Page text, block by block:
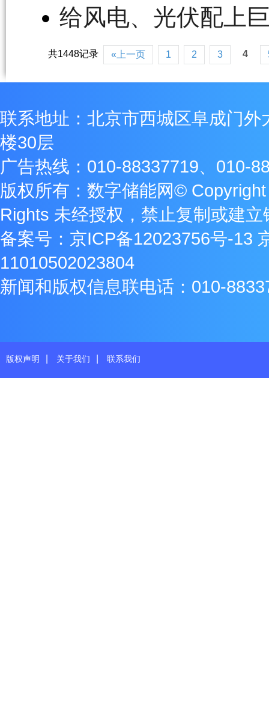
给风电、光伏配上
共1448记录 «上一页 1 2 3 4
联系地址：北京市西城区阜成门外
楼30层
广告热线：010-88337719、010-
版权所有：数字储能网©
Rights 未经授权，禁止复制或建立
备案号： 京ICP备12023756号-13
11010502023804
新闻和版权信息联电话：010-
版权声明 关于我们 联系我们